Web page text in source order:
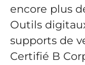
encore plus
Outils
supports de
Certifié B